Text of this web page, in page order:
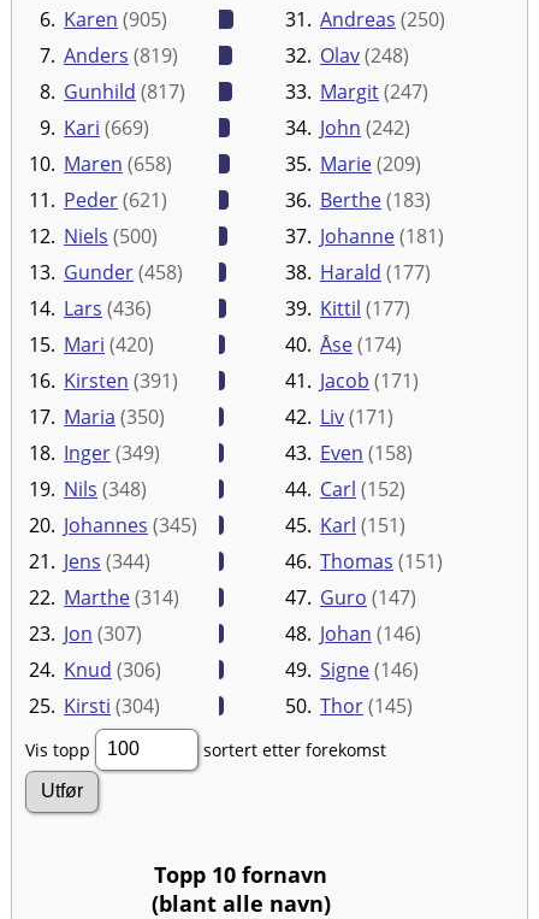
6. Karen (905)
7. Anders (819)
8. Gunhild (817)
9. Kari (669)
10. Maren (658)
11. Peder(621)
12. Niels (500)
13. Gunder(458)
14. Lars (436)
15. Mari (420)
16. Kirsten (391)
17. Maria (350)
18. Inger(349)
19. Nils (348)
20. Johannes (345)
21. Jens (344)
22. Marthe(314)
23. Jon (307)
24. Knud (306)
25. Kirsti (304)
31. Andreas (250)
32. Olav(248)
33. Margit(247)
34. John (242)
35. Marie(209)
36. Berthe(183)
37. Johanne(181)
38. Harald (177)
39. Kittil (177)
40. Åse(174)
41. Jacob (171)
42. Liv(171)
43. Even (158)
44. Carl (152)
45. Karl (151)
46. Thomas (151)
47. Guro (147)
48. Johan (146)
49. Signe(146)
50. Thor(145)
Vis topp sortert etter forekomst
Topp 10 fornavn
(blant alle navn)